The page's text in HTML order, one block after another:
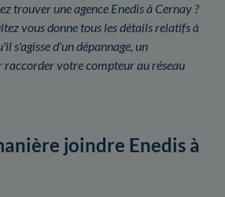
trouver une agence Enedis à Cernay ?
vous donne tous les détails relatifs à
s'agisse d'un dépannage, un
raccorder votre compteur au réseau
joindre Enedis à